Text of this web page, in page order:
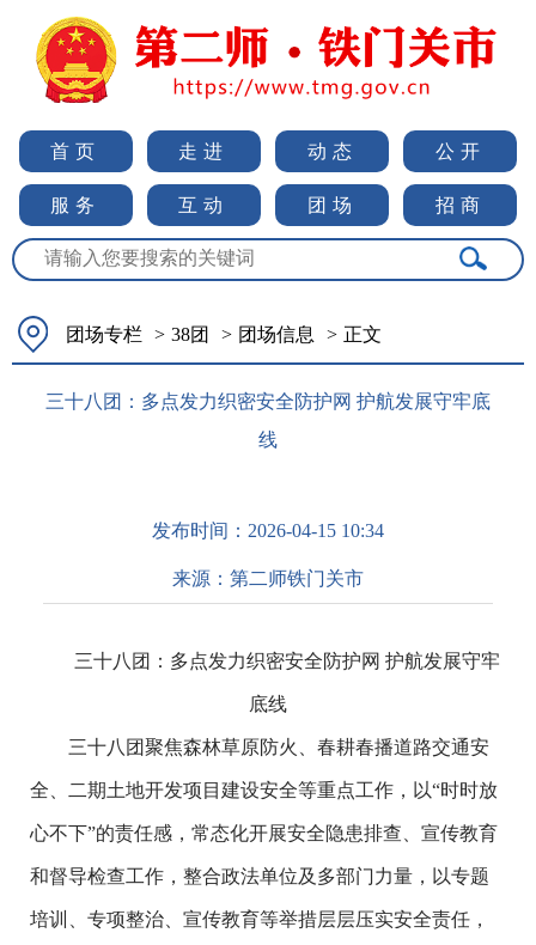
首页 走进 动态 公开
服务 互动 团场 招商
团场专栏 > 38团 > 团场信息 > 正文
三十八团：多点发力织密安全防护网 护航发展守牢底
线
发布时间： 2026-04-15 10:34
来源： 第二师铁门关市
三十八团：多点发力织密安全防护网 护航发展守牢
底线
三十八团聚焦森林草原防火、春耕春播道路交通安
全、二期土地开发项目建设安全等重点工作，以“时时放
心不下”的责任感，常态化开展安全隐患排查、宣传教育
和督导检查工作，整合政法单位及多部门力量，以专题
培训、专项整治、宣传教育等举措层层压实安全责任，